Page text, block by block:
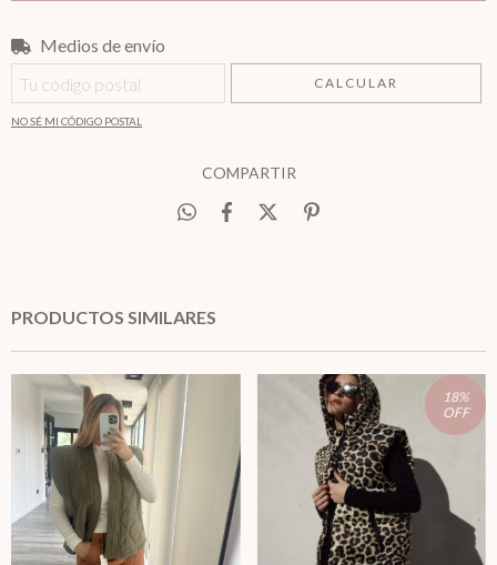
Entregas para el CP:
Medios de envío
CALCULAR
NO SÉ MI CÓDIGO POSTAL
COMPARTIR
PRODUCTOS SIMILARES
18%
OFF